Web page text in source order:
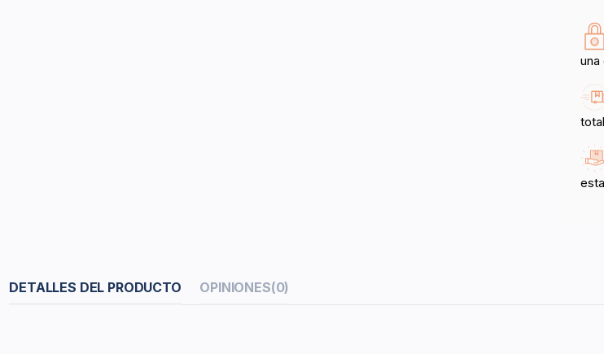
una
DETALLES DEL PRODUCTO OPINIONES(0)